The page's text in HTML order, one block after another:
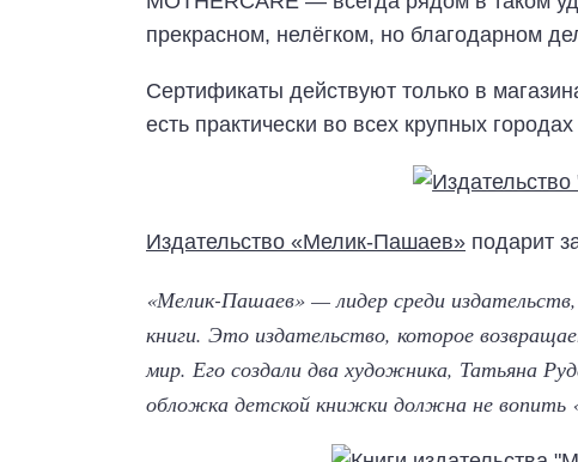
прекрасном, нелёгком, но благодарном
Сертификаты действуют только в
есть практически во всех крупных
Издательство «Мелик-Пашаев» подарит
«Мелик-Пашаев» — лидер среди
книги. Это издательство, которое
мир. Его создали два художника, Татьяна
обложка детской книжки должна не